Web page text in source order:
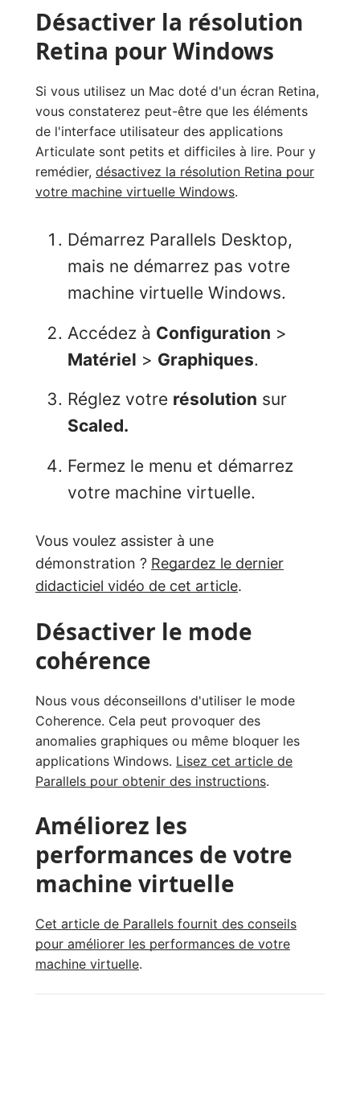
Désactiver la résolution
Retina pour Windows
Si vous utilisez un Mac doté d'un écran Retina,
vous constaterez peut-être que les éléments
de l'interface utilisateur des applications
Articulate sont petits et difficiles à lire. Pour y
remédier, désactivez la résolution Retina pour
votre machine virtuelle Windows.
Démarrez Parallels Desktop,
mais ne démarrez pas votre
machine virtuelle Windows.
Accédez à Configuration >
Matériel > Graphiques.
Réglez votre résolution sur
Scaled.
Fermez le menu et démarrez
votre machine virtuelle.
Vous voulez assister à une
démonstration ? Regardez le dernier
didacticiel vidéo de cet article.
Désactiver le mode
cohérence
Nous vous déconseillons d'utiliser le mode
Coherence. Cela peut provoquer des
anomalies graphiques ou même bloquer les
applications Windows. Lisez cet article de
Parallels pour obtenir des instructions.
Améliorez les
performances de votre
machine virtuelle
Cet article de Parallels fournit des conseils
pour améliorer les performances de votre
machine virtuelle.